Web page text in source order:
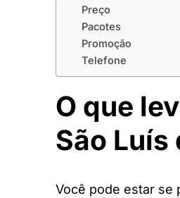
Preço
Pacotes
Promoção
Telefone
O que
São Luís
Você pode estar se